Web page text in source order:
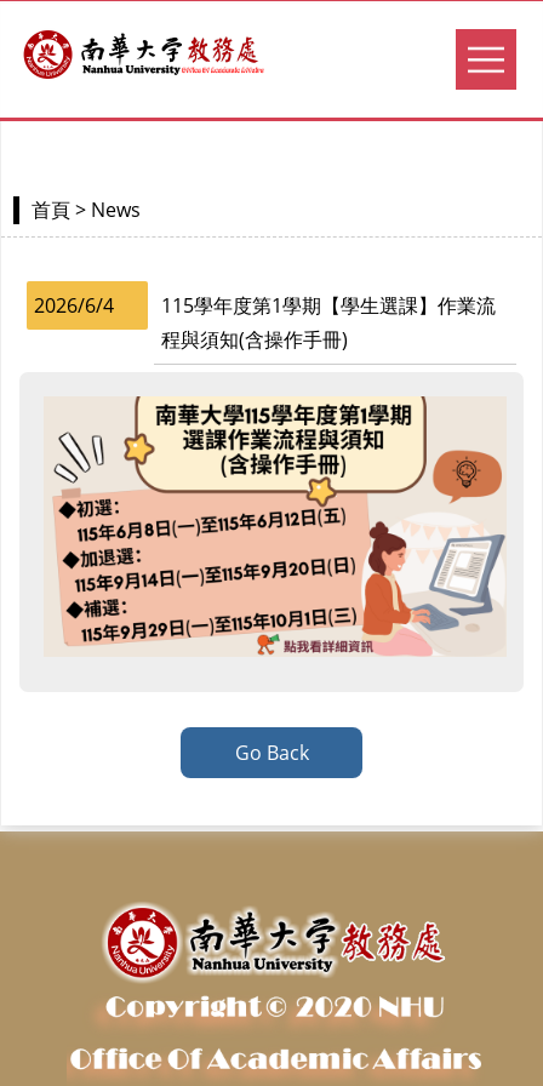
首頁 > News
2026/6/4
115學年度第1學期【學生選課】作業流
程與須知(含操作手冊)
Go Back